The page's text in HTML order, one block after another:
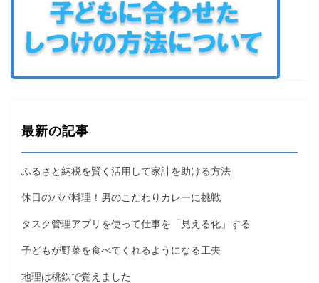
最新の記事
ふるさと納税を賢く活用して家計を助ける方法
休日のパパ料理！男のこだわりカレーに挑戦
タスク管理アプリを使って仕事を「見える化」する
子どもが野菜を食べてくれるようになる工夫
地理は桃鉄で覚えました